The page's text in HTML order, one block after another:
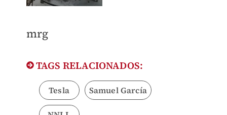
mrg
TAGS RELACIONADOS:
Tesla Samuel García